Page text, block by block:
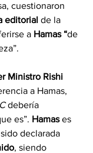
cuestionaron
editorial de la
a Hamas “de
Ministro Rishi
a Hamas,
debería
es”. Hamas es
declarada
, siendo